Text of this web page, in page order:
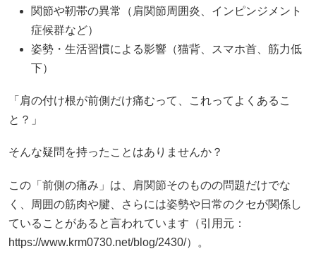
関節や靭帯の異常（肩関節周囲炎、インピンジメント
症候群など）
姿勢・生活習慣による影響（猫背、スマホ首、筋力低
下）
「肩の付け根が前側だけ痛むって、これってよくあるこ
と？」
そんな疑問を持ったことはありませんか？
この「前側の痛み」は、肩関節そのものの問題だけでな
く、周囲の筋肉や腱、さらには姿勢や日常のクセが関係し
ていることがあると言われています（引用元：
https://www.krm0730.net/blog/2430/）。